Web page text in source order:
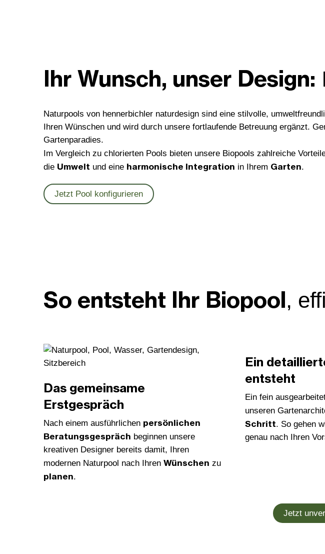
Ihr Wunsch, unser Design:
Naturpools von hennerbichler naturdesign sind eine stilvolle,
Ihren Wünschen und wird durch unsere fortlaufende Betreuung ergänzt.
Gartenparadies.
Im Vergleich zu chlorierten Pools bieten unsere Biopools zahlreiche
die Umwelt und eine harmonische Integration in Ihrem Garten.
Jetzt Pool konfigurieren
So entsteht Ihr Biopool,
Das gemeinsame
Erstgespräch
Nach einem ausführlichen persönlichen
Beratungsgespräch beginnen unsere
kreativen Designer bereits damit, Ihren
modernen Naturpool nach Ihren Wünschen zu
planen.
Ein
entsteht
Ein fein
unseren
Schritt. So gehen
genau nach Ihren
Jetzt